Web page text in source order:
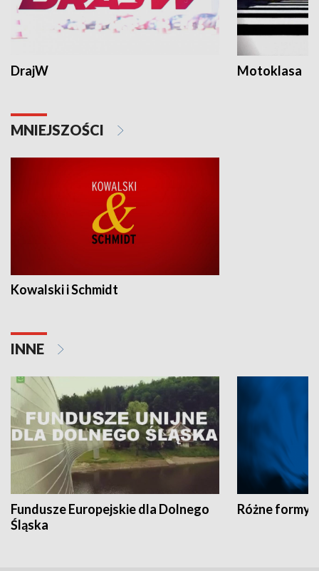
DrajW Motoklasa
MNIEJSZOŚCI
Kowalski i Schmidt
INNE
Fundusze Europejskie dla Dolnego
Śląska
Różne formy